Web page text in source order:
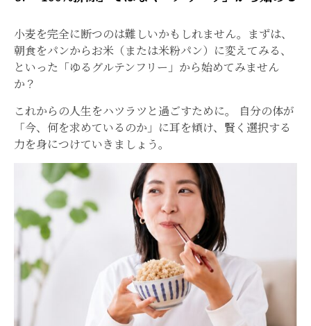
小麦を完全に断つのは難しいかもしれません。まずは、
朝食をパンからお米（または米粉パン）に変えてみる、
といった「ゆるグルテンフリー」から始めてみません
か？
これからの人生をハツラツと過ごすために。 自分の体が
「今、何を求めているのか」に耳を傾け、賢く選択する
力を身につけていきましょう。